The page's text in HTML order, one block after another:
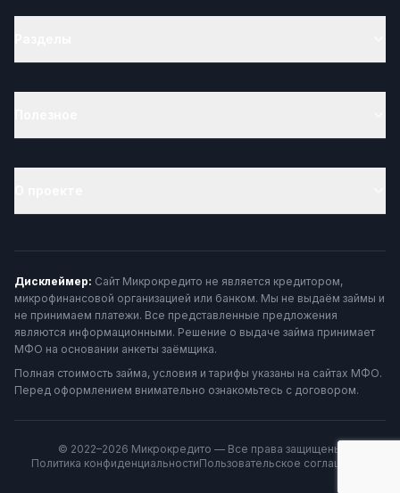
Дисклеймер: Сайт Микрокредито не является кредитором,
микрофинансовой организацией или банком. Мы не выдаём займы и
не принимаем платежи. Все представленные предложения
являются информационными. Решение о выдаче займа принимает
МФО на основании анкеты заёмщика.
Полная стоимость займа, условия и тарифы указаны на сайтах МФО.
Перед оформлением внимательно ознакомьтесь с договором.
© 2022–2026 Микрокредито — Все права защищены
Политика конфиденциальностиПользовательское соглашение